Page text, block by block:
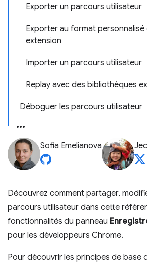
Exporter un parcours utilisateur
Exporter au format personnalisé
extension
Importer un parcours utilisateur
Replay avec des bibliothèques
Déboguer les parcours utilisateur
Sofia Emelianova
Découvrez comment partager,
parcours utilisateur dans cette
fonctionnalités du panneau
pour les développeurs Chrome.
Pour découvrir les principes de base